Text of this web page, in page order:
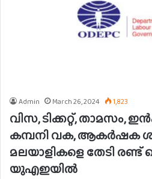
Admin March 26, 2024 1,823
വിസ, ടിക്കറ്റ്, താമസം,
കമ്പനി വക, ആകർഷക
മലയാളികളെ തേടി
യുഎഇയിൽ